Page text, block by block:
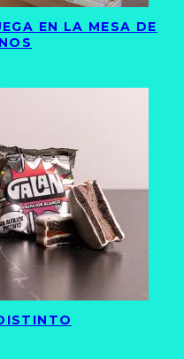
EN LA MESA DE